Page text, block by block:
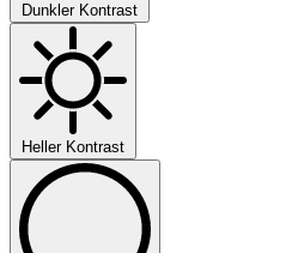
Dunkler Kontrast
Heller Kontrast